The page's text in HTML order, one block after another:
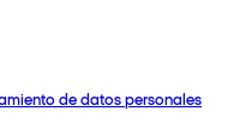
de datos personales